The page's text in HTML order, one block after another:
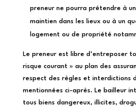
preneur ne pourra prétendre à
maintien dans les lieux ou à un
logement ou de propriété
Le preneur est libre d’entreposer
risque courant » au plan des
respect des règles et interdictions
mentionnées ci-après. Le bailleur
tous biens dangereux, illicites,